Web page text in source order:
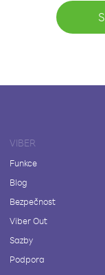
VIBER
Funkce
Blog
Bezpečnost
Viber Out
Sazby
Podpora